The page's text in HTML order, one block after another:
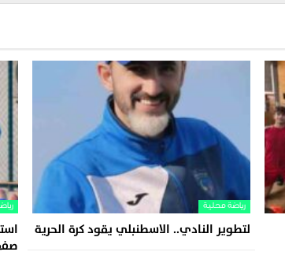
رياضة محلية
لتطوير النادي.. الاسطنبلي يقود كرة الحرية